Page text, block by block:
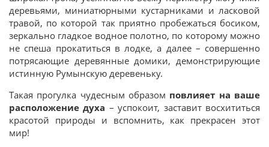
деревьями, миниатюрными кустарниками и ласковой
травой, по которой так приятно пробежаться босиком,
зеркально гладкое водное полотно, по которому можно
не спеша прокатиться в лодке, а далее – совершенно
потрясающие деревянные домики, демонстрирующие
истинную Румынскую деревеньку.
Такая прогулка чудесным образом повлияет на ваше
расположение духа – успокоит, заставит восхититься
красотой природы и вспомнить, как прекрасен этот
мир!